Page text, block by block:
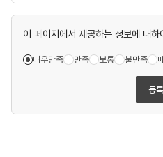
이 페이지에서 제공하는 정보에 대하
매우만족 만족 보통 불만족
등록